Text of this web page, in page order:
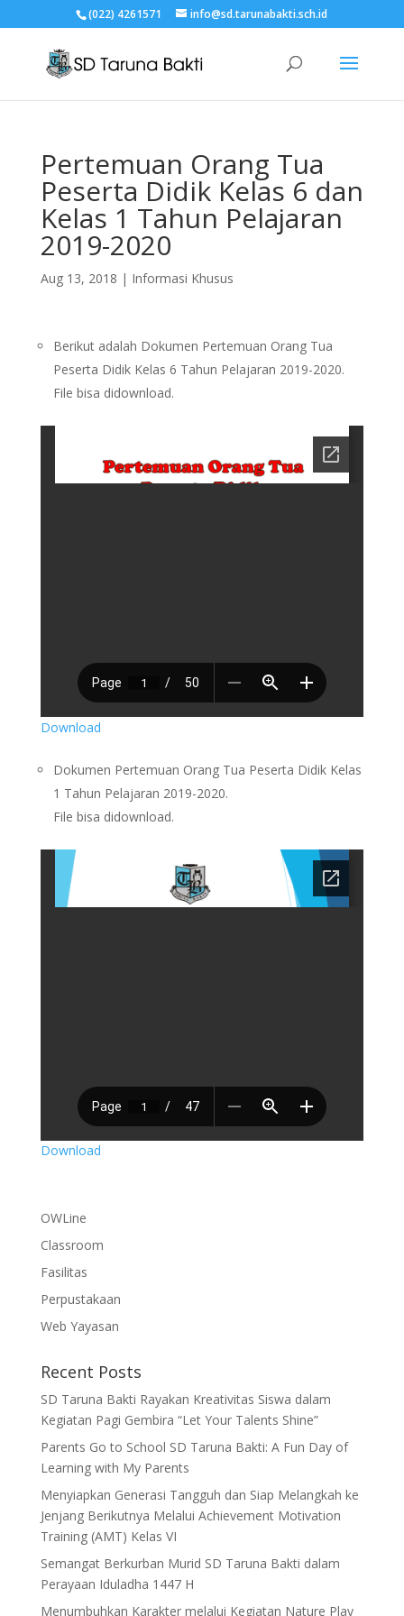
(022) 4261571 info@sd.tarunabakti.sch.id
Pertemuan Orang Tua
Peserta Didik Kelas 6 dan
Kelas 1 Tahun Pelajaran
2019-2020
Aug 13, 2018 | Informasi Khusus
Berikut adalah Dokumen Pertemuan Orang Tua
Peserta Didik Kelas 6 Tahun Pelajaran 2019-2020.
File bisa didownload.
Download
Dokumen Pertemuan Orang Tua Peserta Didik Kelas
1 Tahun Pelajaran 2019-2020.
File bisa didownload.
Download
OWLine
Classroom
Fasilitas
Perpustakaan
Web Yayasan
Recent Posts
SD Taruna Bakti Rayakan Kreativitas Siswa dalam
Kegiatan Pagi Gembira “Let Your Talents Shine”
Parents Go to School SD Taruna Bakti: A Fun Day of
Learning with My Parents
Menyiapkan Generasi Tangguh dan Siap Melangkah ke
Jenjang Berikutnya Melalui Achievement Motivation
Training (AMT) Kelas VI
Semangat Berkurban Murid SD Taruna Bakti dalam
Perayaan Iduladha 1447 H
Menumbuhkan Karakter melalui Kegiatan Nature Play